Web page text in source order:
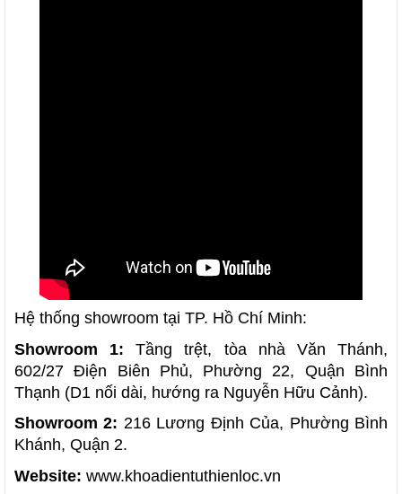
Hệ thống showroom tại TP. Hồ Chí Minh:
Showroom 1: Tầng trệt, tòa nhà Văn Thánh,
602/27 Điện Biên Phủ, Phường 22, Quận Bình
Thạnh (D1 nối dài, hướng ra Nguyễn Hữu Cảnh).
Showroom 2: 216 Lương Định Của, Phường Bình
Khánh, Quận 2.
Website: www.khoadientuthienloc.vn